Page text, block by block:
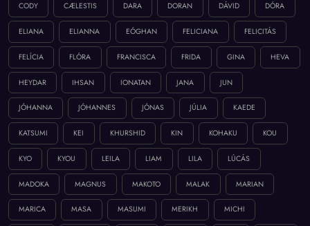
CODY CÆLESTIS DARA DORAN DÁVID DÓRA
ELIANA ELIANNA EÓGHAN FELICIANA FELICITÁS
FELÍCIA FLÓRA FRANCISCA FRIDA GINA HEVA
HEYDAR IHSAN IONATAN JANA JUN
JÓHANNA JÓHANNES JÓNAS JÚLIA KAEDE
KATSUMI KEI KHURSHID KIN KOHAKU KOU
KYO KYOU LEILA LIAM LILA LÚCÁS
MADOKA MAGNUS MAKOTO MALAK MARIAN
MARICA MASA MASUMI MERIKH MICHI